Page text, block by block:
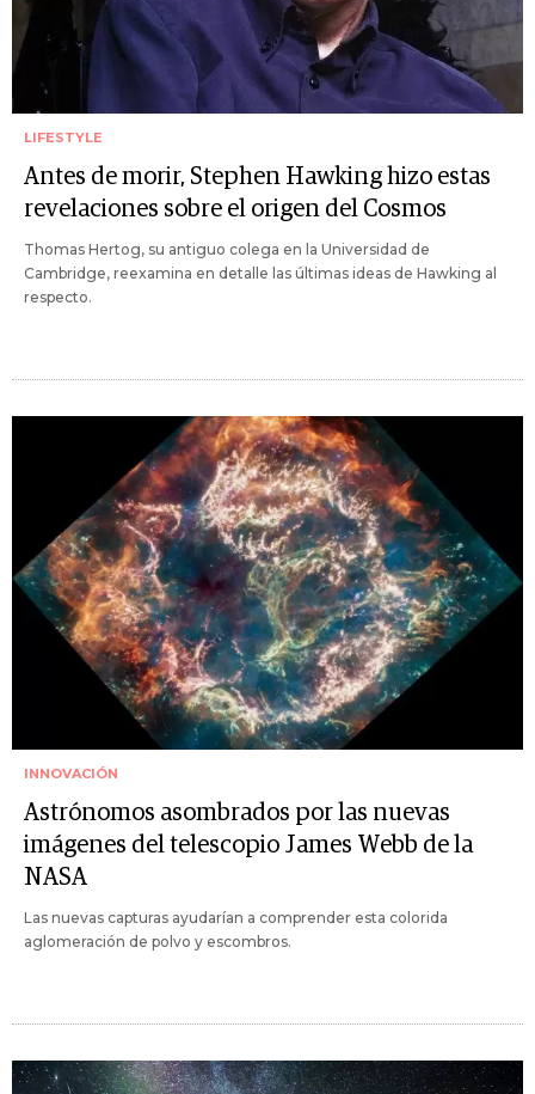
LIFESTYLE
Antes de morir, Stephen Hawking hizo estas
revelaciones sobre el origen del Cosmos
Thomas Hertog, su antiguo colega en la Universidad de
Cambridge, reexamina en detalle las últimas ideas de Hawking al
respecto.
INNOVACIÓN
Astrónomos asombrados por las nuevas
imágenes del telescopio James Webb de la
NASA
Las nuevas capturas ayudarían a comprender esta colorida
aglomeración de polvo y escombros.